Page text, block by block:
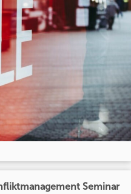
Seminar